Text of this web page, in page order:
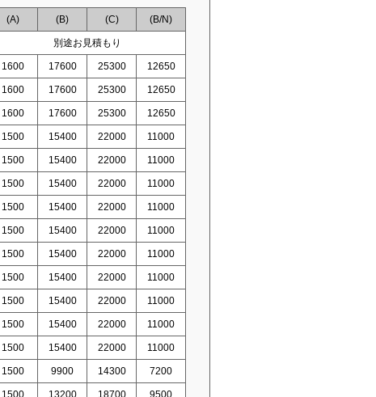
(A) (B) (C) (B/N)
別途お見積もり
1600 17600 25300 12650
1600 17600 25300 12650
1600 17600 25300 12650
1500 15400 22000 11000
1500 15400 22000 11000
1500 15400 22000 11000
1500 15400 22000 11000
1500 15400 22000 11000
1500 15400 22000 11000
1500 15400 22000 11000
1500 15400 22000 11000
1500 15400 22000 11000
1500 15400 22000 11000
1500 9900 14300 7200
1500 13200 18700 9500